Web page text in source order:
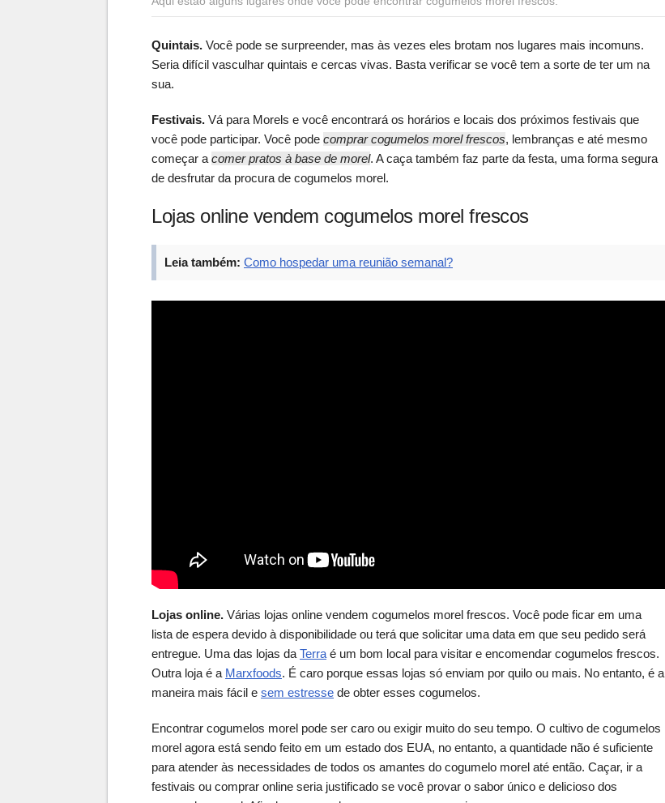
Quintais. Você pode se surpreender, mas às vezes eles brotam nos lugares mais incomuns.
Seria difícil vasculhar quintais e cercas vivas. Basta verificar se você tem a sorte de ter um na
sua.
Festivais. Vá para Morels e você encontrará os horários e locais dos próximos festivais que
você pode participar. Você pode comprar cogumelos morel frescos, lembranças e até mesmo
começar a comer pratos à base de morel. A caça também faz parte da festa, uma forma segura
de desfrutar da procura de cogumelos morel.
Lojas online vendem cogumelos morel frescos
Leia também: Como hospedar uma reunião semanal?
Lojas online. Várias lojas online vendem cogumelos morel frescos. Você pode ficar em uma
lista de espera devido à disponibilidade ou terá que solicitar uma data em que seu pedido será
entregue. Uma das lojas da Terra é um bom local para visitar e encomendar cogumelos frescos.
Outra loja é a Marxfoods. É caro porque essas lojas só enviam por quilo ou mais. No entanto, é a
maneira mais fácil e sem estresse de obter esses cogumelos.
Encontrar cogumelos morel pode ser caro ou exigir muito do seu tempo. O cultivo de cogumelos
morel agora está sendo feito em um estado dos EUA, no entanto, a quantidade não é suficiente
para atender às necessidades de todos os amantes do cogumelo morel até então. Caçar, ir a
festivais ou comprar online seria justificado se você provar o sabor único e delicioso dos